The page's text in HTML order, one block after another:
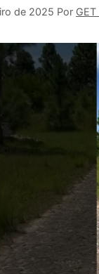
de 2025 Por GET